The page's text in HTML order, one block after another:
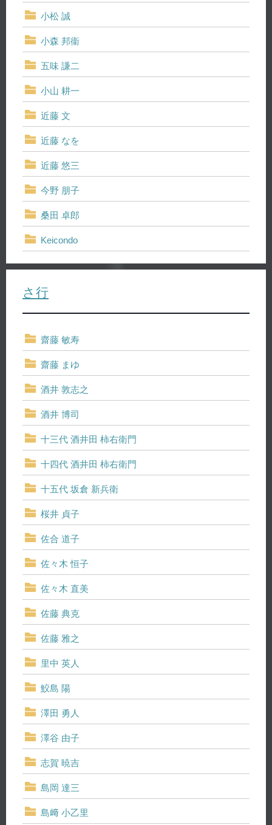
小松 誠
小森 邦衞
五味 謙二
小山 耕一
近藤 文
近藤 なを
近藤 悠三
今野 朋子
桑田 卓郎
Keicondo
さ行
齋藤 敏寿
齋藤 まゆ
酒井 敦志之
酒井 博司
十三代 酒井田 柿右衛門
十四代 酒井田 柿右衛門
十五代 坂倉 新兵衛
桜井 貞子
佐合 道子
佐々木 恒子
佐々木 直美
佐藤 典克
佐藤 雅之
里中 英人
鮫島 陽
澤田 勇人
澤谷 由子
志賀 暁吉
島岡 達三
島﨑 小乙里